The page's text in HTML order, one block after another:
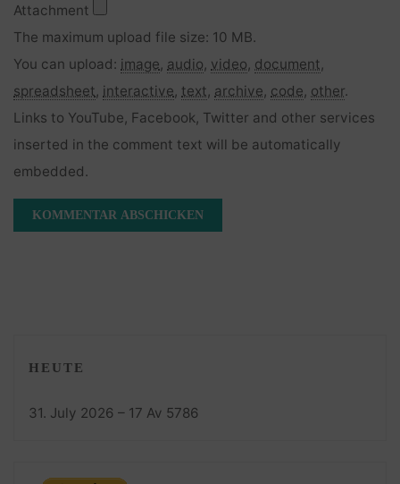
Attachment
The maximum upload file size: 10 MB.
You can upload: image, audio, video, document,
spreadsheet, interactive, text, archive, code, other.
Links to YouTube, Facebook, Twitter and other services
inserted in the comment text will be automatically
embedded.
HEUTE
31. July 2026 – 17 Av 5786